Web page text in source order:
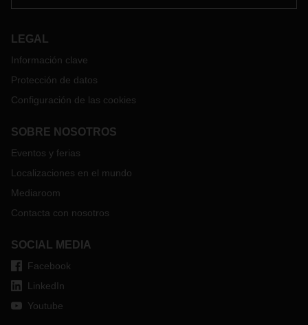
LEGAL
Información clave
Protección de datos
Configuración de las cookies
SOBRE NOSOTROS
Eventos y ferias
Localizaciones en el mundo
Mediaroom
Contacta con nosotros
SOCIAL MEDIA
Facebook
LinkedIn
Youtube